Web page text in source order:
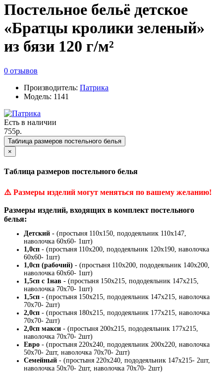
Постельное бельё детское
«Братцы кролики зеленый»
из бязи 120 г/м²
0 отзывов
Производитель: Патрика
Модель: 1141
Есть в наличии
755р.
Таблица размеров постельного белья
×
Таблица размеров постельного белья
⚠️ Размеры изделий могут меняться по вашему желанию!
Размеры изделий, входящих в комплект постельного
белья:
Детский - (простыня 110х150, пододеяльник 110х147,
наволочка 60х60- 1шт)
1,0сп - (простыня 110х200, пододеяльник 120х190, наволочка
60х60- 1шт)
1,0сп (рабочий) - (простыня 110х200, пододеяльник 140х200,
наволочка 60х60- 1шт)
1,5сп с 1нав - (простыня 150х215, пододеяльник 147х215,
наволочка 70х70- 1шт)
1,5сп - (простыня 150х215, пододеяльник 147х215, наволочка
70х70- 2шт)
2,0сп - (простыня 180х215, пододеяльник 177х215, наволочка
70х70- 2шт)
2,0сп макси - (простыня 200х215, пододеяльник 177х215,
наволочка 70х70- 2шт)
Евро - (простыня 220х240, пододеяльник 200х220, наволочка
50х70- 2шт, наволочка 70х70- 2шт)
Семейный - (простыня 220х240, пододеяльник 147х215- 2шт,
наволочка 50х70- 2шт, наволочка 70х70- 2шт)